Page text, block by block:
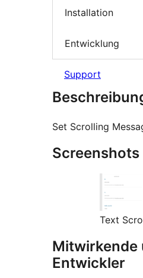
Installation
Entwicklung
Support
Set Scrolling
Screenshots
Text
Mitwirkende
Entwickler